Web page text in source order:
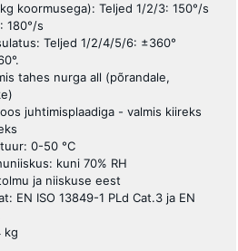
koormusega): Teljed 1/2/3: 150°/s
180°/s
Teljed 1/2/4/5/6: ±360°
tahes nurga all (põrandale,
juhtimisplaadiga - valmis kiireks
0-50 °C
kuni 70% RH
ja niiskuse eest
EN ISO 13849-1 PLd Cat.3 ja EN
kg